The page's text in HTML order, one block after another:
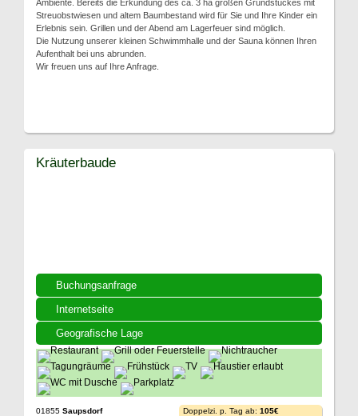
Ambiente. Bereits die Erkundung des ca. 3 ha großen Grundstückes mit
Streuobstwiesen und altem Baumbestand wird für Sie und Ihre Kinder ein
Erlebnis sein. Grillen und der Abend am Lagerfeuer sind möglich.
Die Nutzung unserer kleinen Schwimmhalle und der Sauna können Ihren
Aufenthalt bei uns abrunden.
Wir freuen uns auf Ihre Anfrage.
Buchungsanfrage
Internetseite
Geografische Lage
Kräuterbaude
01855 Saupsdorf
Doppelzi. p. Tag ab: 105€